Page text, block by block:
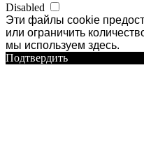
Disabled
Эти файлы cookie
или ограничить
мы используем здесь.
Подтвердить